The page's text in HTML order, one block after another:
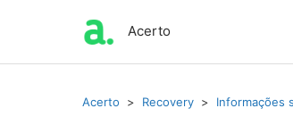
Acerto
Acerto Recovery Informações